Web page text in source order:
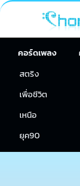
คอร์ดเพลง
สตริง
เพื่อชีวิต
เหนือ
ยุค90